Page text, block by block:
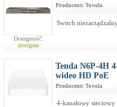
Dostępność:
dostępne
Producent: Tenda
Switch
Tenda N6P-4H
wideo HD PoE
Producent: Tenda
4-kanałowy